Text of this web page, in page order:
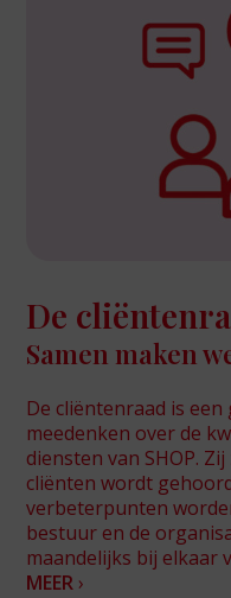
De
Samen maken
De cliëntenraad is
meedenken over de
diensten van SHOP.
cliënten wordt
verbeterpunten
bestuur en de
maandelijks bij elkaar
MEER ›